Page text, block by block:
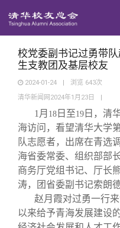
地区
年级联
院系校
专业
兴趣
回馈母校
捐赠项
捐赠
捐赠
捐赠
媒体平台
《清
《水木
我要
百年清华
清华
清华
校友服务
终身
校友总会
校党委副书记过勇带
生支教团及基层校友
2024-01-24 | 浏览 643次
清华新闻网2024年1月23日
|
1 月 18 日至19 日，清
海访问，看望清华大学
队志愿者，出席在青选
海省委常委、组织部部
商务厅党组书记、厅长
涛，团省委副书记索朗
赵月霞对过勇一行
以来给予青海发展建设